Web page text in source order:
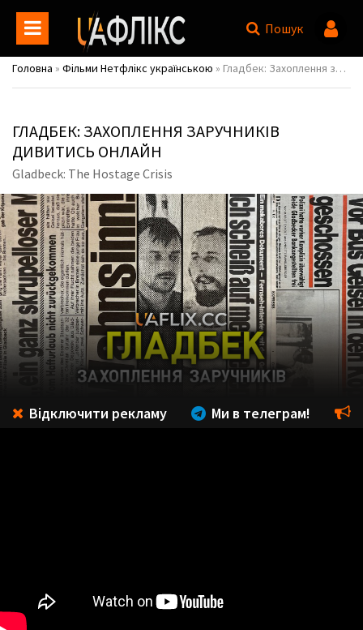
Пошук
Головна » Фільми Нетфлікс українською » Гладбек: Захоплення заручників / Gladbeck: The Hostage Crisis
ГЛАДБЕК: ЗАХОПЛЕННЯ ЗАРУЧНИКІВ
ДИВИТИСЬ ОНЛАЙН
Gladbeck: The Hostage Crisis
Відключити рекламу Ми в телеграм!